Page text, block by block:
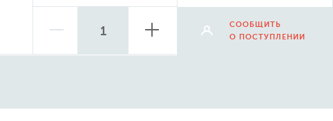
СООБЩИТЬ
О ПОСТУПЛЕНИИ